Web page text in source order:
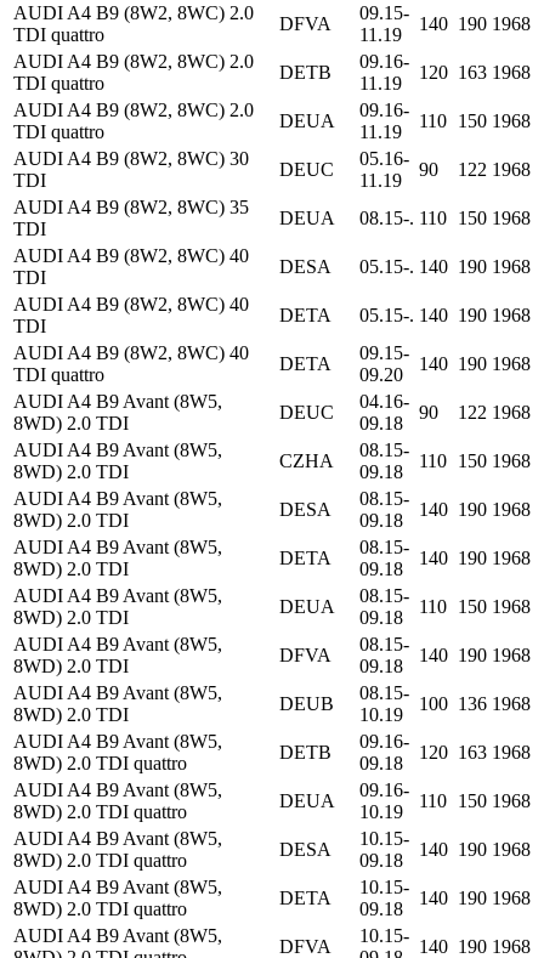
AUDI A4 B9 (8W2, 8WC) 2.0
TDI quattro
DFVA
09.15-
11.19
140 190 1968
AUDI A4 B9 (8W2, 8WC) 2.0
TDI quattro
DETB
09.16-
11.19
120 163 1968
AUDI A4 B9 (8W2, 8WC) 2.0
TDI quattro
DEUA
09.16-
11.19
110 150 1968
AUDI A4 B9 (8W2, 8WC) 30
TDI
DEUC
05.16-
11.19
90 122 1968
AUDI A4 B9 (8W2, 8WC) 35
TDI
DEUA 08.15-. 110 150 1968
AUDI A4 B9 (8W2, 8WC) 40
TDI
DESA 05.15-. 140 190 1968
AUDI A4 B9 (8W2, 8WC) 40
TDI
DETA 05.15-. 140 190 1968
AUDI A4 B9 (8W2, 8WC) 40
TDI quattro
DETA
09.15-
09.20
140 190 1968
AUDI A4 B9 Avant (8W5,
8WD) 2.0 TDI
DEUC
04.16-
09.18
90 122 1968
AUDI A4 B9 Avant (8W5,
8WD) 2.0 TDI
CZHA
08.15-
09.18
110 150 1968
AUDI A4 B9 Avant (8W5,
8WD) 2.0 TDI
DESA
08.15-
09.18
140 190 1968
AUDI A4 B9 Avant (8W5,
8WD) 2.0 TDI
DETA
08.15-
09.18
140 190 1968
AUDI A4 B9 Avant (8W5,
8WD) 2.0 TDI
DEUA
08.15-
09.18
110 150 1968
AUDI A4 B9 Avant (8W5,
8WD) 2.0 TDI
DFVA
08.15-
09.18
140 190 1968
AUDI A4 B9 Avant (8W5,
8WD) 2.0 TDI
DEUB
08.15-
10.19
100 136 1968
AUDI A4 B9 Avant (8W5,
8WD) 2.0 TDI quattro
DETB
09.16-
09.18
120 163 1968
AUDI A4 B9 Avant (8W5,
8WD) 2.0 TDI quattro
DEUA
09.16-
10.19
110 150 1968
AUDI A4 B9 Avant (8W5,
8WD) 2.0 TDI quattro
DESA
10.15-
09.18
140 190 1968
AUDI A4 B9 Avant (8W5,
8WD) 2.0 TDI quattro
DETA
10.15-
09.18
140 190 1968
AUDI A4 B9 Avant (8W5,
DFVA
10.15-
140 190 1968